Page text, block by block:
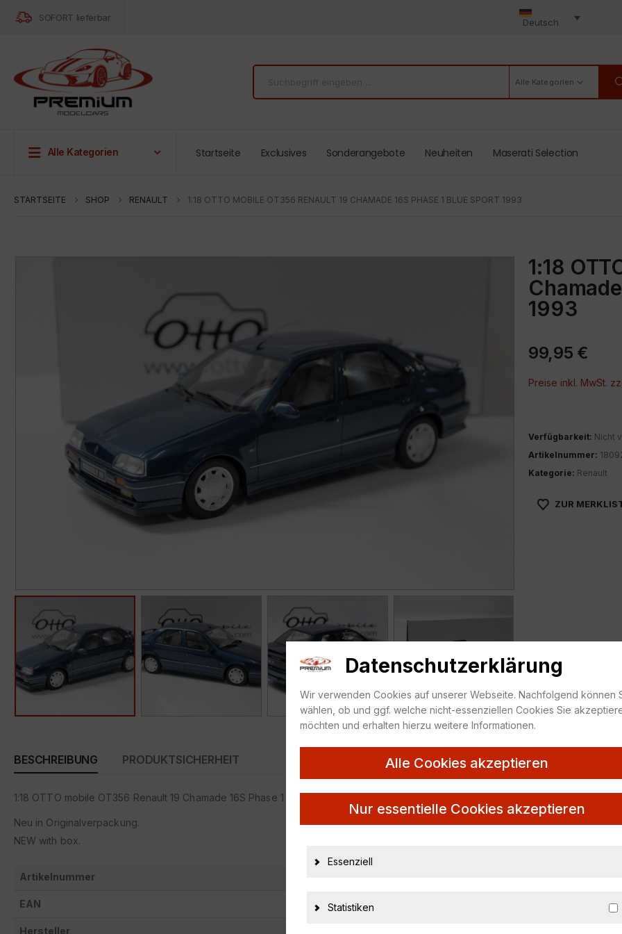
SOFORT lieferbar Deutsch
Alle Kategorien
Alle Kategorien Startseite Exclusives Sonderangebote Neuheiten Maserati Selection
STARTSEITE SHOP RENAULT 1:18 OTTO MOBILE OT356 RENAULT 19 CHAMADE 16S PHASE 1 BLUE SPORT 1993
1:18
1993
99,95 €
Preise inkl. MwSt.
Verfügbarkeit: Nicht
Artikelnummer:
Kategorie: Renault
ZUR
BESCHREIBUNG PRODUKTSICHERHEIT
1:18 OTTO mobile OT356 Renault 19 Chamade 16S Phase 1 Blue Sport 1993
Neu in Originalverpackung.
NEW with box.
Artikelnummer
EAN
Hersteller
Datenschutzerklärung
Wir verwenden Cookies auf unserer Webseite. Nachfolgend können
wählen, ob und ggf. welche nicht-essenziellen Cookies Sie
möchten und erhalten hierzu weitere Informationen.
Alle Cookies akzeptieren
Nur essentielle Cookies akzeptieren
Essenziell
Statistiken